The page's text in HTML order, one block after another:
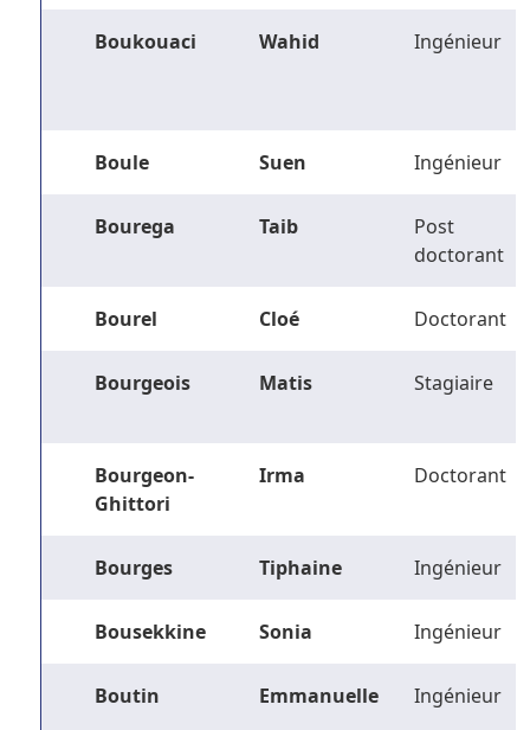
Boukouaci Wahid Ingénieur
Boule Suen Ingénieur
Bourega Taib
Post
doctorant
Bourel Cloé Doctorant
Bourgeois Matis Stagiaire
Bourgeon-
Ghittori
Irma Doctorant
Bourges Tiphaine Ingénieur
Bousekkine Sonia Ingénieur
Boutin Emmanuelle Ingénieur